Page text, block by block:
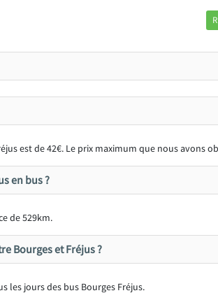
est de 42€. Le prix maximum que nous avons
en bus ?
de 529km.
Bourges et Fréjus ?
les jours des bus Bourges Fréjus.